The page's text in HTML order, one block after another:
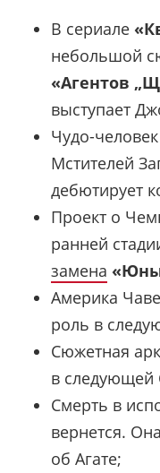
В сериале
небольшой
«Агентов
выступает
Чудо-
Мстителей
дебютирует
Проект о
ранней
замена
Америка
роль в
Сюжетная
в следующей
Смерть в
вернется.
об Агате;